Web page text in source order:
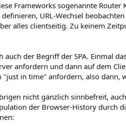
Frameworks sogenannte
URL-Wechsel
alles clientseitig. Zu keinem
auch der Begriff der SPA. Einmal
anfordern und dann auf dem
"just in time" anfordern, also dann,
nicht gänzlich sinnbefreit,
der Browser-History durch